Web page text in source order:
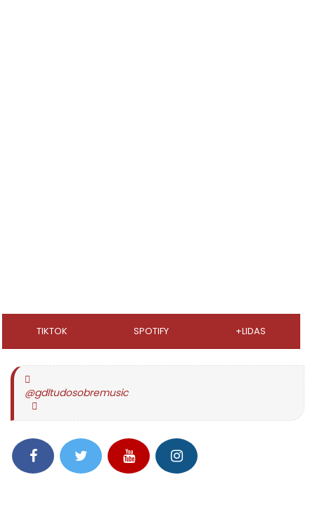
TIKTOK SPOTIFY +LIDAS
@gdltudosobremusic